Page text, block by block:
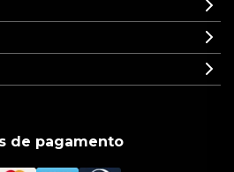
de pagamento